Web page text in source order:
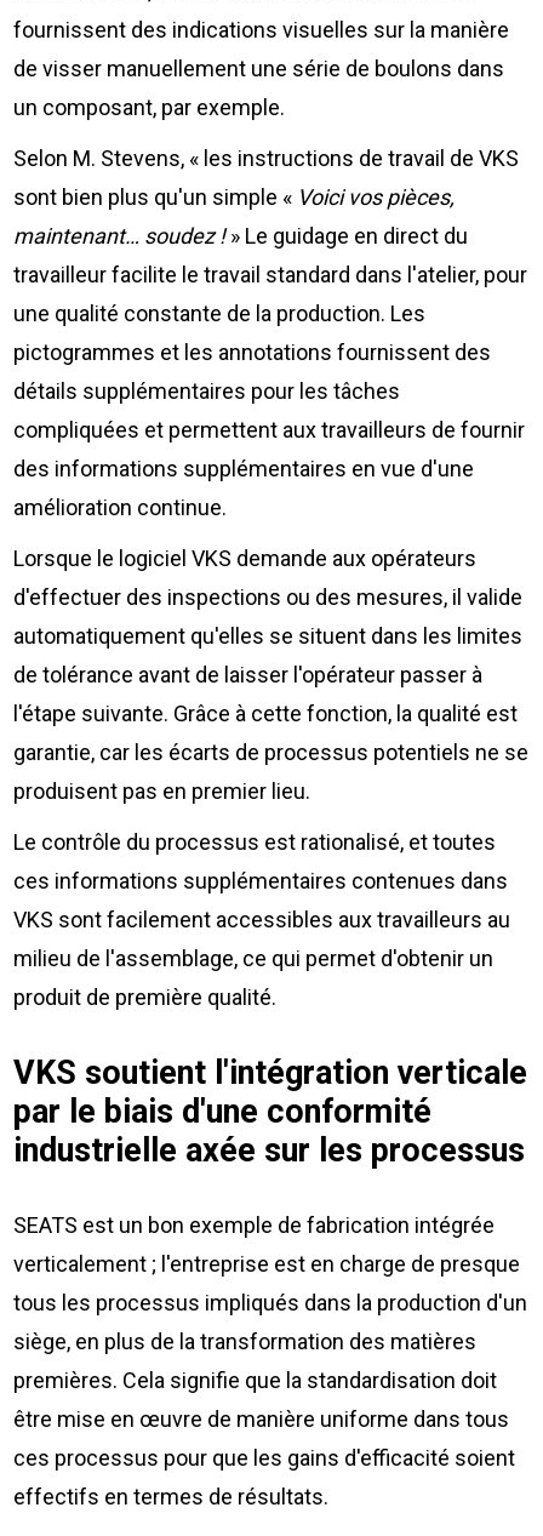
fournissent des indications visuelles sur la manière
de visser manuellement une série de boulons dans
un composant, par exemple.
Selon M. Stevens, « les instructions de travail de VKS
sont bien plus qu'un simple « Voici vos pièces,
maintenant… soudez !» Le guidage en direct du
travailleur facilite le travail standard dans l'atelier, pour
une qualité constante de la production. Les
pictogrammes et les annotations fournissent des
détails supplémentaires pour les tâches
compliquées et permettent aux travailleurs de fournir
des informations supplémentaires en vue d'une
amélioration continue.
Lorsque le logiciel VKS demande aux opérateurs
d'effectuer des inspections ou des mesures, il valide
automatiquement qu'elles se situent dans les limites
de tolérance avant de laisser l'opérateur passer à
l'étape suivante. Grâce à cette fonction, la qualité est
garantie, car les écarts de processus potentiels ne se
produisent pas en premier lieu.
Le contrôle du processus est rationalisé, et toutes
ces informations supplémentaires contenues dans
VKS sont facilement accessibles aux travailleurs au
milieu de l'assemblage, ce qui permet d'obtenir un
produit de première qualité.
VKS soutient l'intégration verticale
par le biais d'une conformité
industrielle axée sur les processus
SEATS est un bon exemple de fabrication intégrée
verticalement ; l'entreprise est en charge de presque
tous les processus impliqués dans la production d'un
siège, en plus de la transformation des matières
premières. Cela signifie que la standardisation doit
être mise en œuvre de manière uniforme dans tous
ces processus pour que les gains d'efficacité soient
effectifs en termes de résultats.